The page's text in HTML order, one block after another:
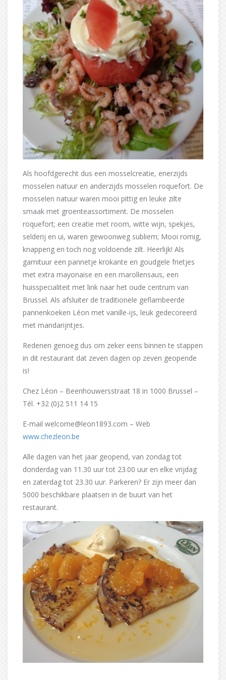
Als hoofdgerecht dus een mosselcreatie, enerzijds
mosselen natuur en anderzijds mosselen roquefort. De
mosselen natuur waren mooi pittig en leuke zilte
smaak met groenteassortiment. De mosselen
roquefort; een creatie met room, witte wijn, spekjes,
selderij en ui, waren gewoonweg subliem; Mooi romig,
knapperig en toch nog voldoende zilt. Heerlijk! Als
garnituur een pannetje krokante en goudgele frietjes
met extra mayonaise en een marollensaus, een
huisspecialiteit met link naar het oude centrum van
Brussel. Als afsluiter de traditionele geflambeerde
pannenkoeken Léon met vanille-ijs, leuk gedecoreerd
met mandarijntjes.
Redenen genoeg dus om zeker eens binnen te stappen
in dit restaurant dat zeven dagen op zeven geopende
is!
Chez Léon – Beenhouwersstraat 18 in 1000 Brussel –
Tél. +32 (0)2 511 14 15
E-mail welcome@leon1893.com – Web
www.chezleon.be
Alle dagen van het jaar geopend, van zondag tot
donderdag van 11.30 uur tot 23.00 uur en elke vrijdag
en zaterdag tot 23.30 uur. Parkeren? Er zijn meer dan
5000 beschikbare plaatsen in de buurt van het
restaurant.